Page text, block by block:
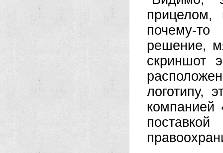
прицелом,
почему-
решение,
скриншот
логотипу,
компанией